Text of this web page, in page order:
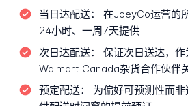
当日达配送：
在JoeyCo运营的
24小时、一周7天提供
次日达配送：
保证次日送达，
Walmart Canada杂货合作伙伴
预定配送：
为偏好可预测性而